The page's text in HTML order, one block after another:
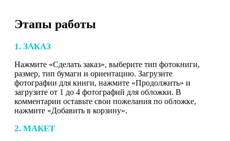
Этапы работы
1. ЗАКАЗ
Нажмите «Сделать заказ», выберите тип фотокниги,
размер, тип бумаги и ориентацию. Загрузите
фотографии для книги, нажмите «Продолжить» и
загрузите от 1 до 4 фотографий для обложки. В
комментарии оставьте свои пожелания по обложке,
нажмите «Добавить в корзину».
2. МАКЕТ